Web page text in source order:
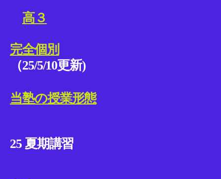
高３
完全個別
（25/5/10更新)
当塾の授業形態
25 夏期講習